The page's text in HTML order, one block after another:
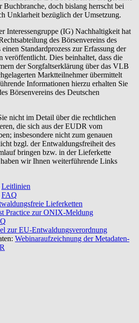
Buchbranche, doch bislang herrscht bei
Unklarheit bezüglich der Umsetzung.
Interessengruppe (IG) Nachhaltigkeit hat
des Börsenvereins des
Standardprozess zur Erfassung der
veröffentlicht. Dies beinhaltet, dass die
der Sorgfaltserklärung über das VLB
Marktteilnehmer übermittelt
Informationen hierzu erhalten Sie
Börsenvereins des Deutschen
nicht im Detail über die rechtlichen
die sich aus der EUDR vom
insbesondere nicht zum genauen
bzgl. der Entwaldungsfreiheit des
bringen bzw. in der Lieferkette
wir Ihnen weiterführende Links
Leitlinien
FAQ
Lieferketten
Practice zur ONIX-Meldung
zur EU-Entwaldungsverordnung
Webinaraufzeichnung der Metadaten-